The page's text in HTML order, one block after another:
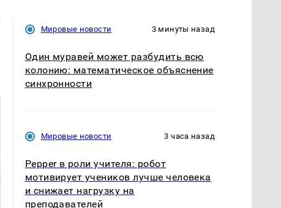
Мировые новости 3 минуты назад
Один муравей может разбудить всю
колонию: математическое объяснение
синхронности
Мировые новости 3 часа назад
Pepper в роли учителя: робот
мотивирует учеников лучше человека
и снижает нагрузку на
преподавателей